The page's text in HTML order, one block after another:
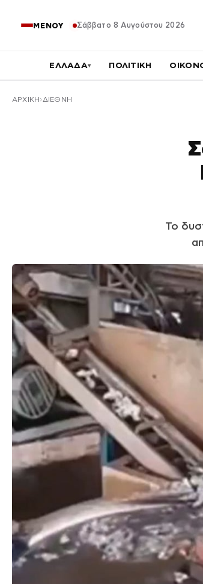
ΜΕΝΟΥ Σάββατο 8 Αυγούστου 2026
ΕΛΛΑΔΑ▾ ΠΟΛΙΤΙΚΗ
ΑΡΧΙΚΉ ΔΙΕΘΝΗ
Το